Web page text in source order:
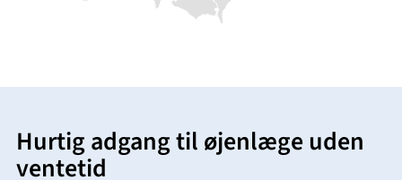
Hurtig adgang til øjenlæge uden
ventetid